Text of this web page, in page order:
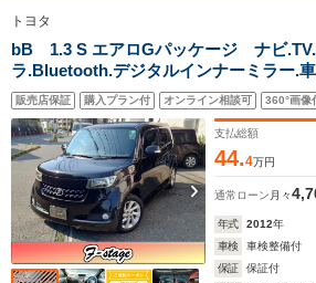
トヨタ
bB 1.3 S エアロGパッケージ ナビ.TV.
ラ.Bluetooth.デジタルインナーミラー.
タイヤ25年製.スマートキー
販売店保証 購入プラン付 オンライン相談可 360°画像
支払総額
44.4万円
通常ローン 月々
年式 2012年
車検
車検整備付
保証
保証付